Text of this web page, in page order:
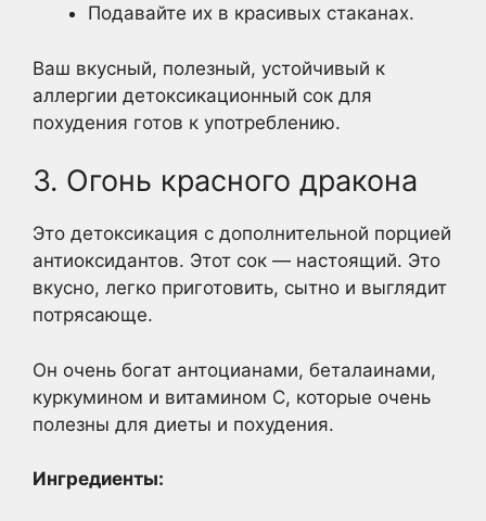
Подавайте их в красивых стаканах.
Ваш вкусный, полезный, устойчивый к
аллергии детоксикационный сок для
похудения готов к употреблению.
3. Огонь красного дракона
Это детоксикация с дополнительной порцией
антиоксидантов. Этот сок — настоящий. Это
вкусно, легко приготовить, сытно и выглядит
потрясающе.
Он очень богат антоцианами, беталаинами,
куркумином и витамином С, которые очень
полезны для диеты и похудения.
Ингредиенты: